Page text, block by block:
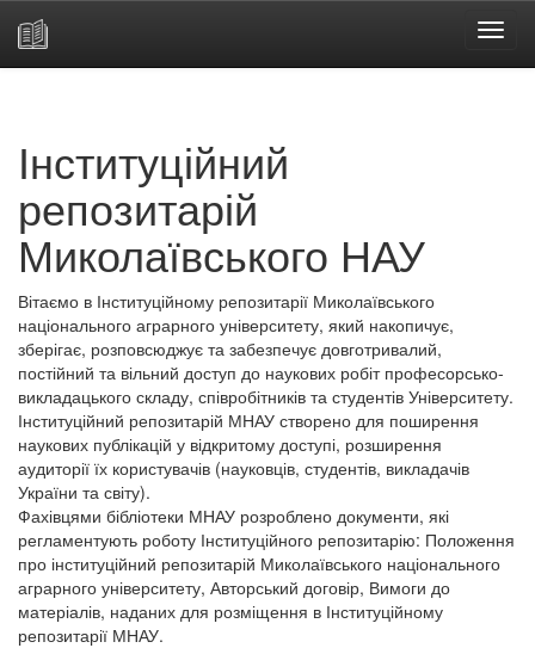
Інституційний
репозитарій
Миколаївського НАУ
Вітаємо в Інституційному репозитарії Миколаївського
національного аграрного університету, який накопичує,
зберігає, розповсюджує та забезпечує довготривалий,
постійний та вільний доступ до наукових робіт професорсько-
викладацького складу, співробітників та студентів Університету.
Інституційний репозитарій МНАУ створено для поширення
наукових публікацій у відкритому доступі, розширення
аудиторії їх користувачів (науковців, студентів, викладачів
України та світу).
Фахівцями бібліотеки МНАУ розроблено документи, які
регламентують роботу Інституційного репозитарію: Положення
про інституційний репозитарій Миколаївського національного
аграрного університету, Авторський договір, Вимоги до
матеріалів, наданих для розміщення в Інституційному
репозитарії МНАУ.